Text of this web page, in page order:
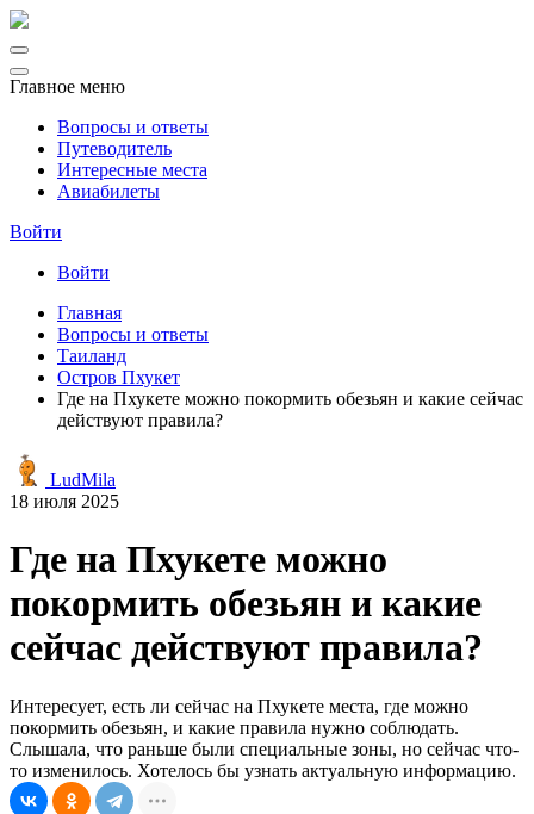
Главное меню
Вопросы и ответы
Путеводитель
Интересные места
Авиабилеты
Войти
Войти
Главная
Вопросы и ответы
Таиланд
Остров Пхукет
Где на Пхукете можно покормить обезьян и какие сейчас
действуют правила?
LudMila
18 июля 2025
Где на Пхукете можно
покормить обезьян и какие
сейчас действуют правила?
Интересует, есть ли сейчас на Пхукете места, где можно
покормить обезьян, и какие правила нужно соблюдать.
Слышала, что раньше были специальные зоны, но сейчас что-
то изменилось. Хотелось бы узнать актуальную информацию.